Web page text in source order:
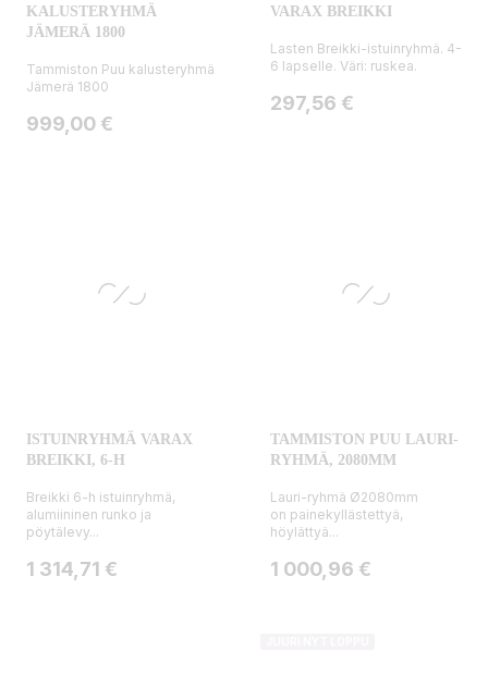
KALUSTERYHMÄ
JÄMERÄ 1800
Tammiston Puu kalusteryhmä
Jämerä 1800
Hinta
999,00 €
VARAX BREIKKI
Lasten Breikki-istuinryhmä. 4-
6 lapselle. Väri: ruskea.
Hinta
297,56 €
ISTUINRYHMÄ VARAX
BREIKKI, 6-H
Breikki 6-h istuinryhmä,
alumiininen runko ja
pöytälevy...
Hinta
1 314,71 €
TAMMISTON PUU LAURI-
RYHMÄ, 2080MM
Lauri-ryhmä Ø2080mm
on painekyllästettyä,
höylättyä...
Hinta
1 000,96 €